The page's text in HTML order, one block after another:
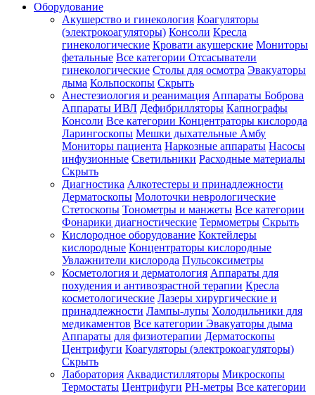
Оборудование
Акушерство и гинекология Коагуляторы
(электрокоагуляторы) Консоли Кресла
гинекологические Кровати акушерские Мониторы
фетальные Все категории Отсасыватели
гинекологические Столы для осмотра Эвакуаторы
дыма Кольпоскопы Скрыть
Анестезиология и реанимация Аппараты Боброва
Аппараты ИВЛ Дефибрилляторы Капнографы
Консоли Все категории Концентраторы кислорода
Ларингоскопы Мешки дыхательные Амбу
Мониторы пациента Наркозные аппараты Насосы
инфузионные Светильники Расходные материалы
Скрыть
Диагностика Алкотестеры и принадлежности
Дерматоскопы Молоточки неврологические
Стетоскопы Тонометры и манжеты Все категории
Фонарики диагностические Термометры Скрыть
Кислородное оборудование Коктейлеры
кислородные Концентраторы кислородные
Увлажнители кислорода Пульсоксиметры
Косметология и дерматология Аппараты для
похудения и антивозрастной терапии Кресла
косметологические Лазеры хирургические и
принадлежности Лампы-лупы Холодильники для
медикаментов Все категории Эвакуаторы дыма
Аппараты для физиотерапии Дерматоскопы
Центрифуги Коагуляторы (электрокоагуляторы)
Скрыть
Лаборатория Аквадистилляторы Микроскопы
Термостаты Центрифуги PH-метры Все категории